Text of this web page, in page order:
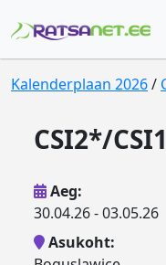
Kalenderplaan 2026/
CSI2*/
Aeg:
30.04.26 - 03.05.26
Asukoht: